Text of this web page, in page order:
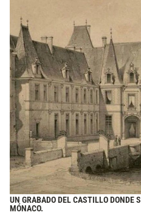
UN GRABADO DEL CASTILLO DONDE
MÓNACO.